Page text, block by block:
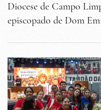
Diocese de Campo
episcopado de Dom